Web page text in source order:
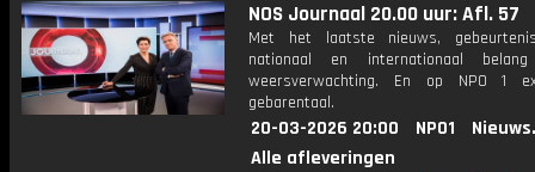
NOS Journaal 20.00 uur: Afl. 57
Met het laatste nieuws,
nationaal en internationaal
weersverwachting. En op NPO 1
gebarentaal.
20-03-2026 20:00 NPO1
Alle afleveringen